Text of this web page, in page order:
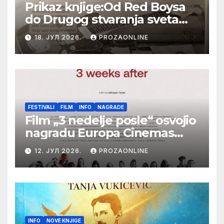
Prikaz knjige:Od Red Boysa
do Drugog stvaranja sveta
(bilo neko vreme pošteno)
(autor- Zlatomira Sremca,
Botoš 2022. godine,
samizdat)
18. ЈУЛ 2026. PROZAONLINE
FESTIVALI FILM INFO NAGRADE
Film „3 nedelje posle“ osvojio
nagradu Europa Cinemas
Label na Filmskom festivalu
u Karlovim Varima
12. ЈУЛ 2026. PROZAONLINE
INFO NOVE KNJIGE